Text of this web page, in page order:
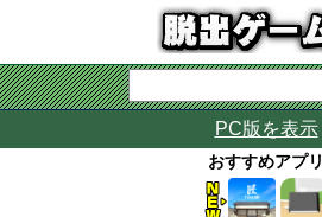
PC版を表示
おすすめアプリ